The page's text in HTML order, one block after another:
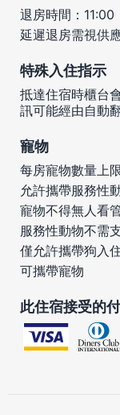
退房時間：11:00
延遲退房需視供
特殊入住指示
抵達住宿時櫃台
訊可能經由自動
寵物
每房寵物數量上
允許攜帶服務性
寵物不得無人看
服務性動物不需
僅允許攜帶狗入
可攜帶寵物
此住宿接受的